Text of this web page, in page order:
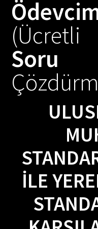
(Ücretli
Soru
ILE